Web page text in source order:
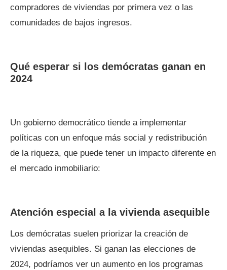
compradores de viviendas por primera vez o las
comunidades de bajos ingresos.
Qué esperar si los demócratas ganan en
2024
Un gobierno democrático tiende a implementar
políticas con un enfoque más social y redistribución
de la riqueza, que puede tener un impacto diferente en
el mercado inmobiliario:
Atención especial a la vivienda asequible
Los demócratas suelen priorizar la creación de
viviendas asequibles. Si ganan las elecciones de
2024, podríamos ver un aumento en los programas